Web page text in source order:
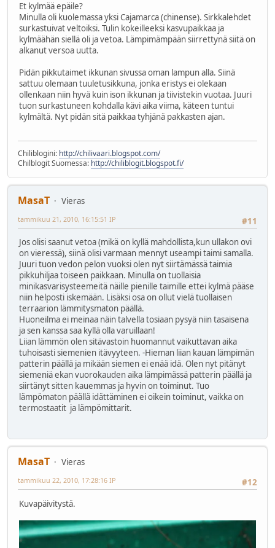
Et kylmää epäile?
Minulla oli kuolemassa yksi Cajamarca (chinense). Sirkkalehdet
surkastuivat veltoiksi. Tulin kokeilleeksi kasvupaikkaa ja
kylmäähän siellä oli ja vetoa. Lämpimämpään siirrettynä siitä on
alkanut versoa uutta.
Pidän pikkutaimet ikkunan sivussa oman lampun alla. Siinä
sattuu olemaan tuuletusikkuna, jonka eristys ei olekaan
ollenkaan niin hyvä kuin ison ikkunan ja tiivistekin vuotaa. Juuri
tuon surkastuneen kohdalla kävi aika viima, käteen tuntui
kylmältä. Nyt pidän sitä paikkaa tyhjänä pakkasten ajan.
Chiliblogini: http://chilivaari.blogspot.com/
Chilblogit Suomessa: http://chiliblogit.blogspot.fi/
MasaT
Vieras
#11
tammikuu 21, 2010, 16:15:51 IP
Jos olisi saanut vetoa (mikä on kyllä mahdollista,kun ullakon ovi
on vieressä), siinä olisi varmaan mennyt useampi taimi samalla.
Juuri tuon vedon pelon vuoksi olen nyt siirtämässä taimia
pikkuhiljaa toiseen paikkaan. Minulla on tuollaisia
minikasvarisysteemeitä näille pienille taimille ettei kylmä pääse
niin helposti iskemään. Lisäksi osa on ollut vielä tuollaisen
terraarion lämmitysmaton päällä.
Huoneilma ei meinaa näin talvella tosiaan pysyä niin tasaisena
ja sen kanssa saa kyllä olla varuillaan!
Liian lämmön olen sitävastoin huomannut vaikuttavan aika
tuhoisasti siemenien itävyyteen. -Hieman liian kauan lämpimän
patterin päällä ja mikään siemen ei enää idä. Olen nyt pitänyt
siemeniä ekan vuorokauden aika lämpimässä patterin päällä ja
siirtänyt sitten kauemmas ja hyvin on toiminut. Tuo
lämpömaton päällä idättäminen ei oikein toiminut, vaikka on
termostaatit ja lämpömittarit.
MasaT
Vieras
#12
tammikuu 22, 2010, 17:28:16 IP
Kuvapäivitystä.